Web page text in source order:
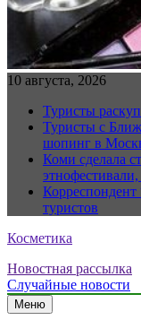
10 августа, 2026
Туристы
Туристы с
шопинг в
Коми сделала
туристов
Косметика
Новостная рассылка
Случайные новости
Меню